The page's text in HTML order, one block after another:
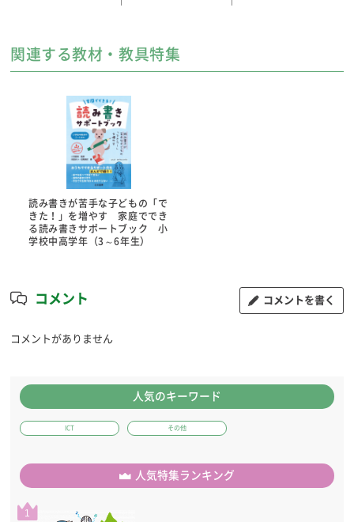
関連する教材・教具特集
読み書きが苦手な子どもの「で
きた！」を増やす 家庭ででき
る読み書きサポートブック 小
学校中高学年（3～6年生）
コメント コメントを書く
コメントがありません
人気のキーワード
ICT その他
人気特集ランキング
1